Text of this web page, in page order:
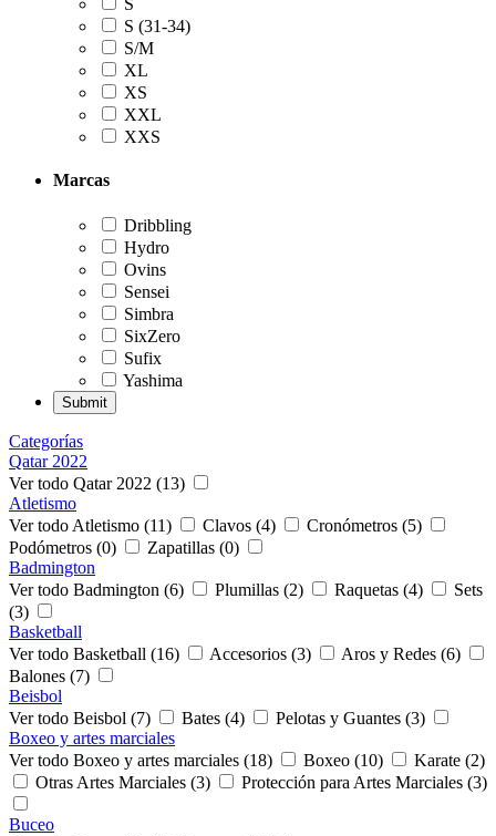
S (31-34)
S/M
XL
XS
XXL
XXS
Marcas
Dribbling
Hydro
Ovins
Sensei
Simbra
SixZero
Sufix
Yashima
Categorías
Qatar 2022
Ver todo Qatar 2022 (13)
Atletismo
Ver todo Atletismo (11)
Clavos (4)
Cronómetros (5)
Podómetros (0)
Zapatillas (0)
Badmington
Ver todo Badmington (6)
Plumillas (2) Raquetas (4)
Sets
(3)
Basketball
Ver todo Basketball (16)
Accesorios (3)
Aros y Redes (6)
Balones (7)
Beisbol
Ver todo Beisbol (7)
Bates (4)
Pelotas y Guantes (3)
Boxeo y artes marciales
Ver todo Boxeo y artes marciales (18)
Boxeo (10)
Karate (2)
Otras Artes Marciales (3)
Protección para Artes Marciales (3)
Buceo